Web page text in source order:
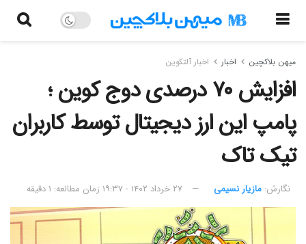
میهن بلاکچین اخبار اخبار آلتکوین
افزایش ۷۰ درصدی دوج کوین ؛
پامپ این ارز دیجیتال توسط کاربران
تیک تاک
نگارش:‌ مازیار نسیمی ۲۷ خرداد ۱۴۰۲ - ۱۹:۳۷ زمان مطالعه: ۱ دقیقه